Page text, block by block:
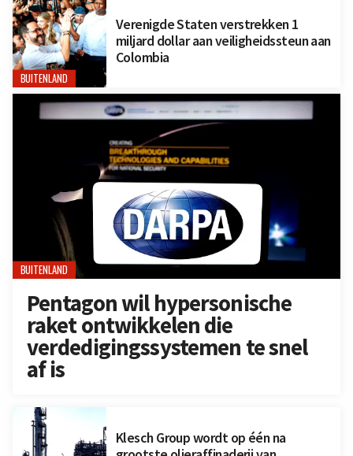
BUITENLAND
Verenigde Staten verstrekken 1
miljard dollar aan veiligheidssteun aan
Colombia
BUITENLAND
Pentagon wil hypersonische
raket ontwikkelen die
verdedigingssystemen te snel
af is
Klesch Group wordt op één na